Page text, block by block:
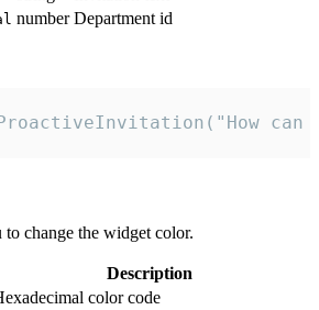
number Department id
change the widget color.
Description
color code